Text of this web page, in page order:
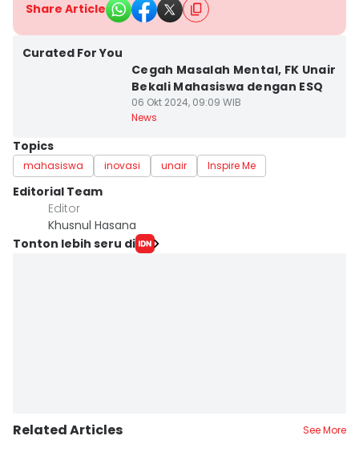
Share Article
Curated For You
Cegah Masalah Mental, FK Unair
Bekali Mahasiswa dengan ESQ
06 Okt 2024, 09:09 WIB
News
Topics
mahasiswa inovasi unair Inspire Me
Editorial Team
Editor
Khusnul Hasana
Tonton lebih seru di
Related Articles See More